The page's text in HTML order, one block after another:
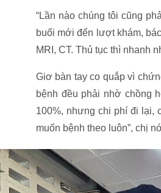
“Lần nào chúng tôi cũng
buổi mới đến lượt khám,
MRI, CT. Thủ tục thì nhanh
Giơ bàn tay co quắp vì
bệnh đều phải nhờ chồng
100%, nhưng chi phí đi lại,
muốn bệnh theo luôn”, chị